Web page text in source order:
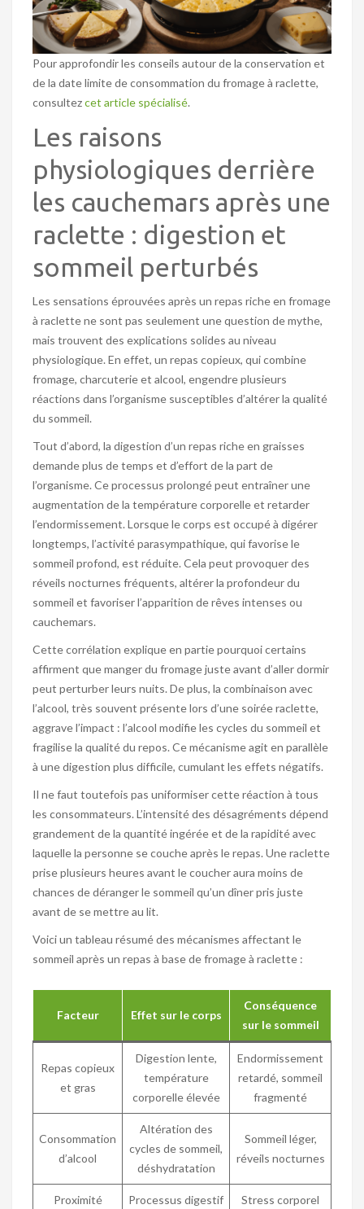
Pour approfondir les conseils autour de la conservation et
de la date limite de consommation du fromage à raclette,
consultezcet article spécialisé.
Les raisons
physiologiques derrière
les cauchemars après une
raclette : digestion et
sommeil perturbés
Les sensations éprouvées après un repas riche en fromage
à raclette ne sont pas seulement une question de mythe,
mais trouvent des explications solides au niveau
physiologique. En effet, un repas copieux, qui combine
fromage, charcuterie et alcool, engendre plusieurs
réactions dans l’organisme susceptibles d’altérer la qualité
du sommeil.
Tout d’abord, la digestion d’un repas riche en graisses
demande plus de temps et d’effort de la part de
l’organisme. Ce processus prolongé peut entraîner une
augmentation de la température corporelle et retarder
l’endormissement. Lorsque le corps est occupé à digérer
longtemps, l’activité parasympathique, qui favorise le
sommeil profond, est réduite. Cela peut provoquer des
réveils nocturnes fréquents, altérer la profondeur du
sommeil et favoriser l’apparition de rêves intenses ou
cauchemars.
Cette corrélation explique en partie pourquoi certains
affirment que manger du fromage juste avant d’aller dormir
peut perturber leurs nuits. De plus, la combinaison avec
l’alcool, très souvent présente lors d’une soirée raclette,
aggrave l’impact : l’alcool modifie les cycles du sommeil et
fragilise la qualité du repos. Ce mécanisme agit en parallèle
à une digestion plus difficile, cumulant les effets négatifs.
Il ne faut toutefois pas uniformiser cette réaction à tous
les consommateurs. L’intensité des désagréments dépend
grandement de la quantité ingérée et de la rapidité avec
laquelle la personne se couche après le repas. Une raclette
prise plusieurs heures avant le coucher aura moins de
chances de déranger le sommeil qu’un dîner pris juste
avant de se mettre au lit.
Voici un tableau résumé des mécanismes affectant le
sommeil après un repas à base de fromage à raclette :
Facteur Effet sur le corps
Conséquence
sur le sommeil
Repas copieux
et gras
Digestion lente,
température
corporelle élevée
Endormissement
retardé, sommeil
fragmenté
Consommation
d’alcool
Altération des
cycles de sommeil,
déshydratation
Sommeil léger,
réveils nocturnes
Proximité Processus digestif Stress corporel